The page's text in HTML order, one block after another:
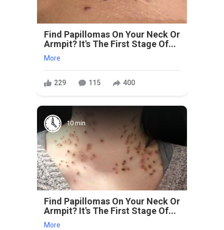
Find Papillomas On Your Neck Or
Armpit? It's The First Stage Of...
More
229 115 400
10 min
Find Papillomas On Your Neck Or
Armpit? It's The First Stage Of...
More